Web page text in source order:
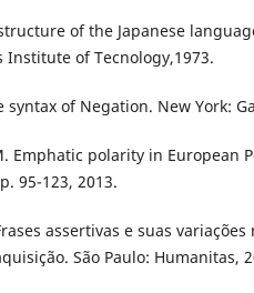
of the Japanese
Institute of Tecnology,1973.
syntax of Negation. New York:
Emphatic polarity in European
95-123, 2013.
assertivas e suas
São Paulo: Humanitas,